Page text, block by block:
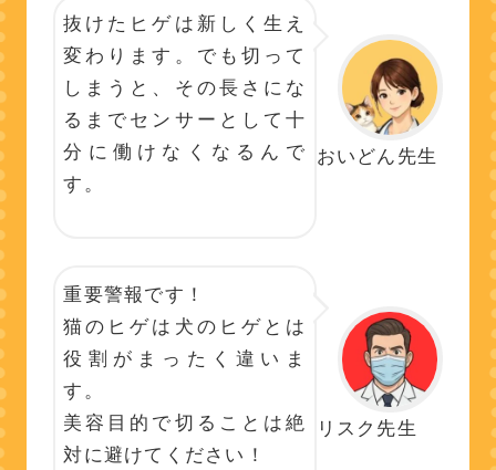
おいどん先生
抜けたヒゲは新しく生え
変わります。でも切って
しまうと、その長さにな
るまでセンサーとして十
分に働けなくなるんで
す。
リスク先生
重要警報です！
猫のヒゲは犬のヒゲとは
役割がまったく違いま
す。
美容目的で切ることは絶
対に避けてください！